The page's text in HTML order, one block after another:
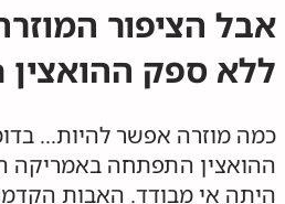
אבל הציפור
ללא ספק ההואצין
כמה מוזרה אפשר להיות…
ההואצין התפתחה באמריקה
היתה אי מבודד. האבות